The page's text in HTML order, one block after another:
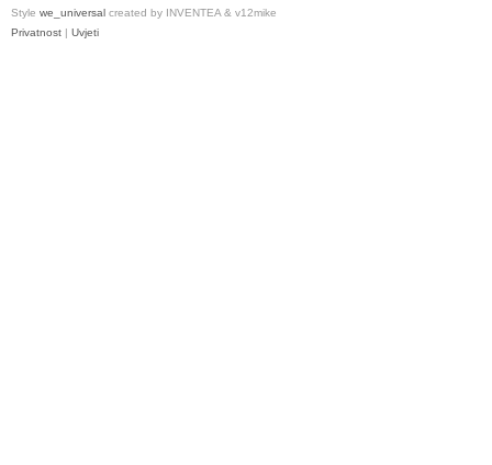
Style we_universal created by INVENTEA & v12mike
Privatnost | Uvjeti